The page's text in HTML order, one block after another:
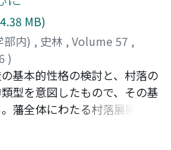
の動向を基軸としてとらえる
有力貴族間の抗争において、
という形で現われたのは古い
った。この「選挙王政」の理
支配体制の樹立をめざすもの
オス・コムネノスの反乱から
がらも挫折した、この貴族連
アレクシオス・コムネノスを
MB)
部内) , 史林 , Volume 57 ,
)
タケ
基本的性格の検討と、村落の
型を意図したもので、その基
藩全体にわたる村落展開過程
類型化すると同時に、最も典